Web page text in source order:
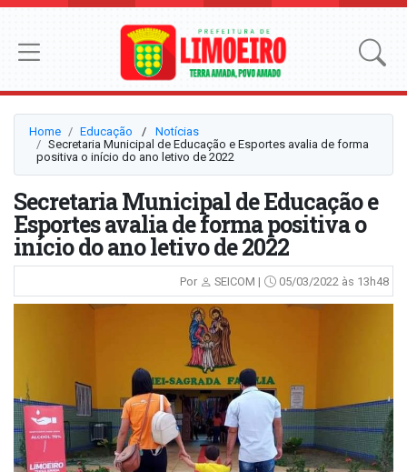
Home Educação ⠀/⠀ Notícias
Secretaria Municipal de Educação e Esportes avalia de forma
positiva o início do ano letivo de 2022
Secretaria Municipal de Educação e
Esportes avalia de forma positiva o
início do ano letivo de 2022
Por SEICOM | 05/03/2022 às 13h48